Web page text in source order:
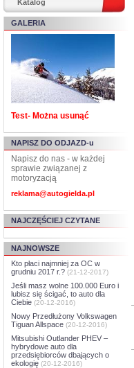
Katalog
GALERIA
Test- Można usunąć
NAPISZ DO ODJAZD-u
Napisz do nas - w każdej
sprawie związanej z
motoryzacją
reklama@autogielda.pl
NAJCZĘŚCIEJ CZYTANE
NAJNOWSZE
Kto płaci najmniej za OC w
grudniu 2017 r.? (21-12-2017)
Jeśli masz wolne 100.000 Euro i
lubisz się ścigać, to auto dla
Ciebie (20-12-2016)
Nowy Przedłużony Volkswagen
Tiguan Allspace (20-12-2016)
Mitsubishi Outlander PHEV –
hybrydowe auto dla
przedsiębiorców dbających o
ekologię (20-12-2016)